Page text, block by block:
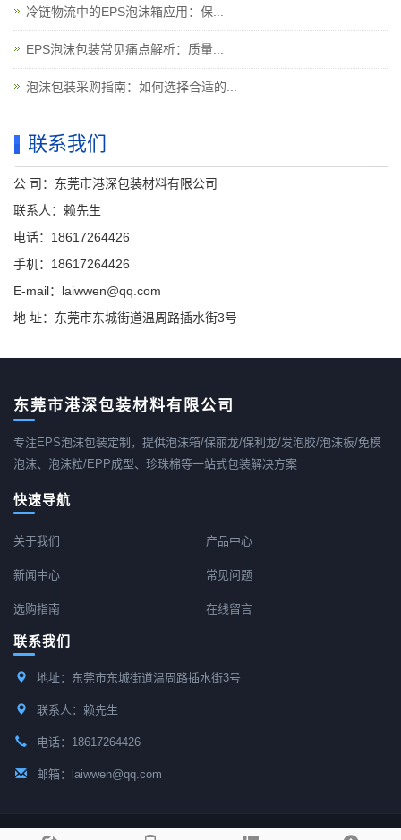
冷链物流中的EPS泡沫箱应用：保...
EPS泡沫包装常见痛点解析：质量...
泡沫包装采购指南：如何选择合适的...
联系我们
公 司：东莞市港深包装材料有限公司
联系人：赖先生
电话：18617264426
手机：18617264426
E-mail：laiwwen@qq.com
地 址：东莞市东城街道温周路插水街3号
东莞市港深包装材料有限公司
专注EPS泡沫包装定制，提供泡沫箱/保丽龙/保利龙/发泡胶/泡沫板/免模
泡沫、泡沫粒/EPP成型、珍珠棉等一站式包装解决方案
快速导航
关于我们 产品中心
新闻中心 常见问题
选购指南 在线留言
联系我们
地址：东莞市东城街道温周路插水街3号
联系人：赖先生
电话：18617264426
邮箱：laiwwen@qq.com
Copyright © 2015-2026 东莞市港深包装材料有限公司 All Rights